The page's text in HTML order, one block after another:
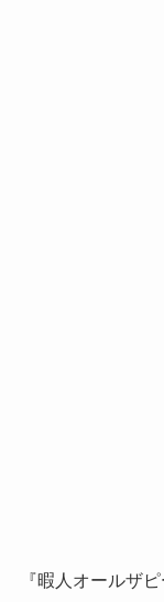
『暇人オールザ